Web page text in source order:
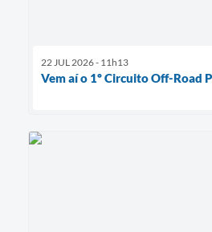
22 JUL 2026 - 11h13
Vem aí o 1º Circuito Off-Road